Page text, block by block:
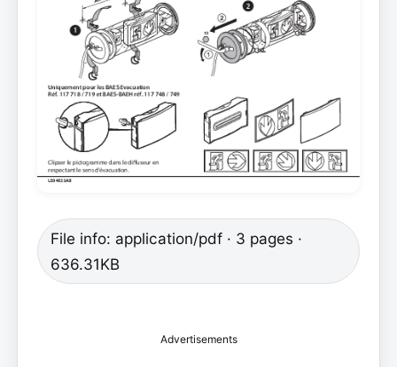
File info: application/pdf · 3 pages ·
636.31KB
Advertisements